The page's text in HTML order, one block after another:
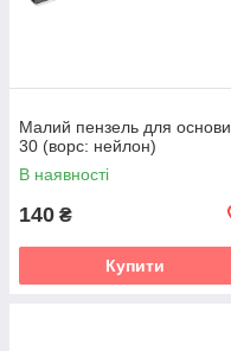
Малий пензель для основи
30 (ворс: нейлон)
В наявності
140 ₴
Купити